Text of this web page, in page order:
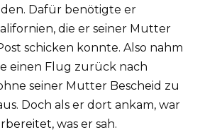
Dafür benötigte er
die er seiner Mutter
schicken konnte. Also nahm
einen Flug zurück nach
seiner Mutter Bescheid zu
Doch als er dort ankam, war
was er sah.